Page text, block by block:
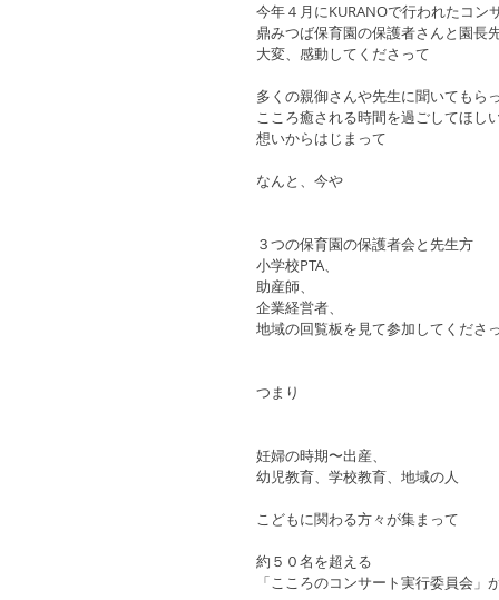
今年４月にKURANOで行われたコン
鼎みつば保育園の保護者さんと園長
大変、感動してくださって
多くの親御さんや先生に聞いてもら
こころ癒される時間を過ごしてほし
想いからはじまって
なんと、今や
３つの保育園の保護者会と先生方
小学校PTA、
助産師、
企業経営者、
地域の回覧板を見て参加してくださ
つまり
妊婦の時期〜出産、
幼児教育、学校教育、地域の人
こどもに関わる方々が集まって
約５０名を超える
「こころのコンサート実行委員会」